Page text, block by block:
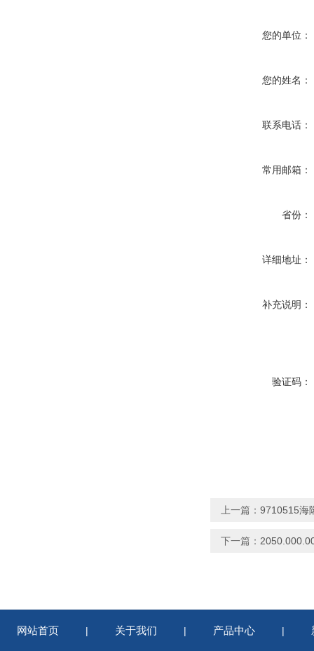
您的单位：
您的姓名：
联系电话：
常用邮箱：
省份：
详细地址：
补充说明：
验证码：
上一篇： 9710515海
下一篇：
网站首页 | 关于我们 | 产品中心 |